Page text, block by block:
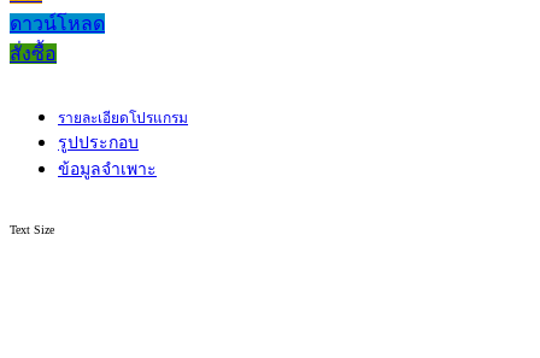
ดาวน์โหลด
สั่งซื้อ
รายละเอียดโปรแกรม
รูปประกอบ
ข้อมูลจำเพาะ
Text Size